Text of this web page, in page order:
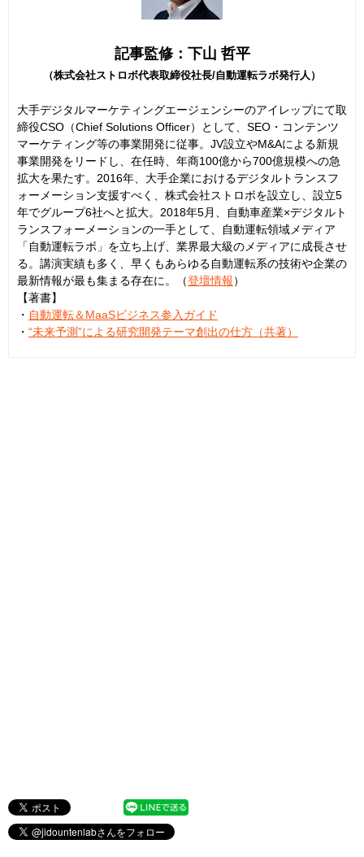
記事監修：下山 哲平
（株式会社ストロボ代表取締役社長/自動運転ラボ発行人）
大手デジタルマーケティングエージェンシーのアイレップにて取
締役CSO（Chief Solutions Officer）として、SEO・コンテンツ
マーケティング等の事業開発に従事。JV設立やM&Aによる新規
事業開発をリードし、在任時、年商100億から700億規模への急
拡大を果たす。2016年、大手企業におけるデジタルトランスフ
ォーメーション支援すべく、株式会社ストロボを設立し、設立5
年でグループ6社へと拡大。2018年5月、自動車産業×デジタルト
ランスフォーメーションの一手として、自動運転領域メディア
「自動運転ラボ」を立ち上げ、業界最大級のメディアに成長させ
る。講演実績も多く、早くもあらゆる自動運転系の技術や企業の
最新情報が最も集まる存在に。（登壇情報）
【著書】
・ 自動運転＆MaaSビジネス参入ガイド
・ “未来予測”による研究開発テーマ創出の仕方（共著）